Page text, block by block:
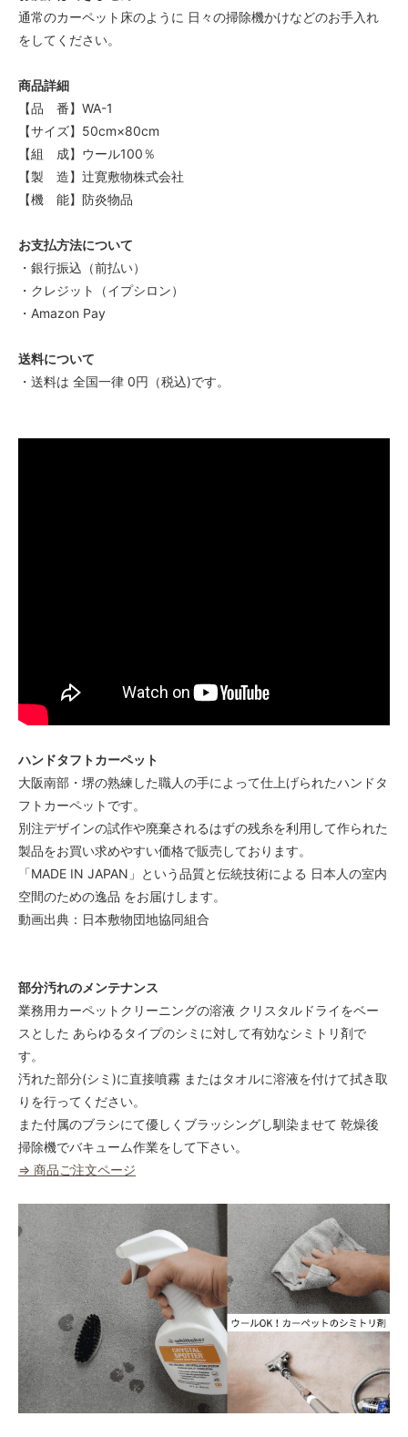
通常のカーペット床のように 日々の掃除機かけなどのお手入れ
をしてください。
商品詳細
【品 番】WA-1
【サイズ】50cm×80cm
【組 成】ウール100％
【製 造】辻寛敷物株式会社
【機 能】防炎物品
お支払方法について
・銀行振込（前払い）
・クレジット（イプシロン）
・Amazon Pay
送料について
・送料は 全国一律 0円（税込)です。
ハンドタフトカーペット
大阪南部・堺の熟練した職人の手によって仕上げられたハンドタ
フトカーペットです。
別注デザインの試作や廃棄されるはずの残糸を利用して作られた
製品をお買い求めやすい価格で販売しております。
「MADE IN JAPAN」という品質と伝統技術による 日本人の室内
空間のための逸品 をお届けします。
動画出典：日本敷物団地協同組合
部分汚れのメンテナンス
業務用カーペットクリーニングの溶液 クリスタルドライをベー
スとした あらゆるタイプのシミに対して有効なシミトリ剤で
す。
汚れた部分(シミ)に直接噴霧 またはタオルに溶液を付けて拭き取
りを行ってください。
また付属のブラシにて優しくブラッシングし馴染ませて 乾燥後
掃除機でバキューム作業をして下さい。
⇒ 商品ご注文ページ